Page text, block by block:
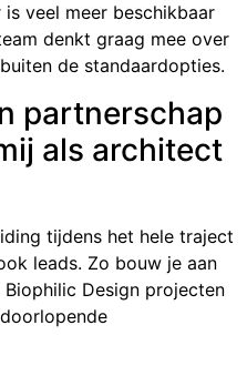
veel meer beschikbaar
denkt graag mee over
de standaardopties.
partnerschap
als architect
tijdens het hele traject
leads. Zo bouw je aan
Design projecten